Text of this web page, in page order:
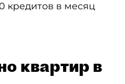
кредитов в месяц
квартир в